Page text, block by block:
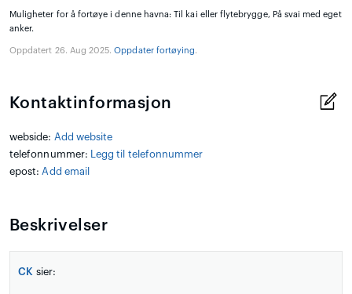
Muligheter for å fortøye i denne havna: Til kai eller flytebrygge, På svai med eget
anker.
Oppdatert 26. Aug 2025.Oppdater fortøying.
Kontaktinformasjon
webside: Add website
telefonnummer:
Legg til telefonnummer
epost: Add email
Beskrivelser
CK sier: